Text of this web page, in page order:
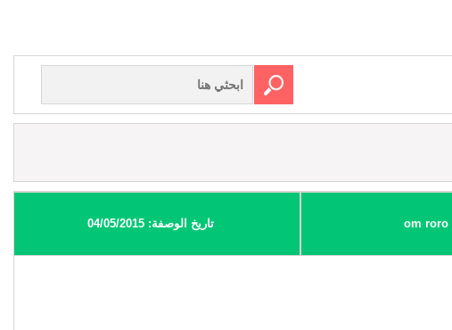
تاريخ الوصفة: 04/05/2015